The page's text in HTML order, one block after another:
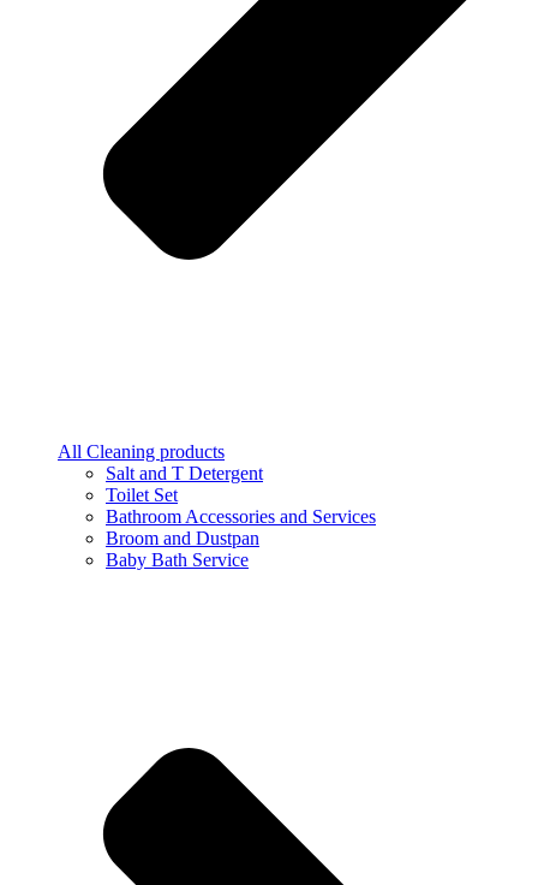
All Cleaning products
Salt and T Detergent
Toilet Set
Bathroom Accessories and Services
Broom and Dustpan
Baby Bath Service